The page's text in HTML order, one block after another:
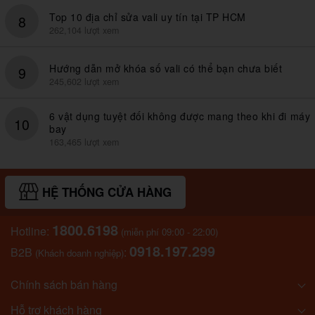
8 Top 10 địa chỉ sửa vali uy tín tại TP HCM
262,104 lượt xem
9 Hướng dẫn mở khóa số vali có thể bạn chưa biết
245,602 lượt xem
10
6 vật dụng tuyệt đối không được mang theo khi đi máy
bay
163,465 lượt xem
HỆ THỐNG CỬA HÀNG
Hotline: 1800.6198 (miễn phí 09:00 - 22:00)
B2B (Khách doanh nghiệp): 0918.197.299
Chính sách bán hàng
Hỗ trợ khách hàng